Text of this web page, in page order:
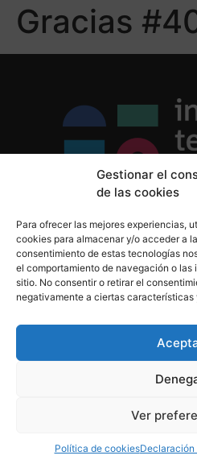
Gestionar el
de las cookies
Para ofrecer las mejores experiencias,
cookies para almacenar y/o acceder a
consentimiento de estas tecnologías
el comportamiento de navegación o
sitio. No consentir o retirar el
negativamente a ciertas características
Ver
Política de cookiesDeclaración
Gracias
Política de
Aviso
910
derechos